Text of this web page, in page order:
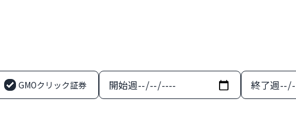
GMOクリック証券 開始週 終了週